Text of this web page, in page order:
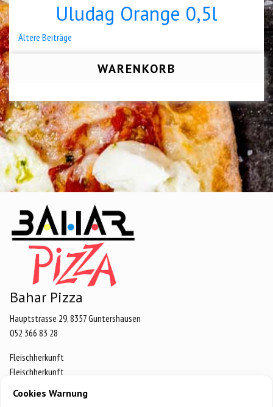
Uludag Orange 0,5l
Beitragsnavigation
Ältere Beiträge
WARENKORB
Bahar Pizza
Hauptstrasse 29, 8357 Guntershausen
052 366 83 28
Fleischherkunft
Cookies Warnung
Fleischherkunft